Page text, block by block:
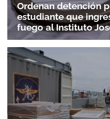
Ordenan detención
estudiante que
fuego al Instituto